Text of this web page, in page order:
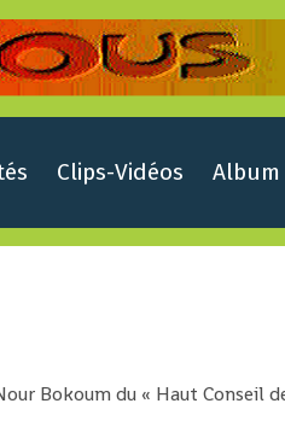
Clips-Vidéos
Bokoum du « Haut Conseil